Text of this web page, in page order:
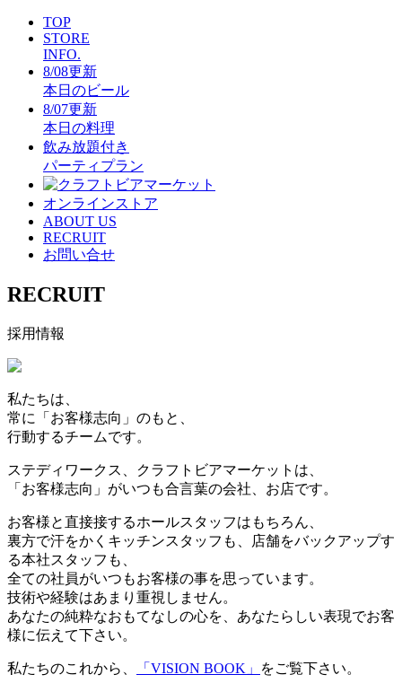
TOP
STORE
INFO.
8/08更新
本日のビール
8/07更新
本日の料理
飲み放題付き
パーティプラン
オンラインストア
ABOUT US
RECRUIT
お問い合せ
RECRUIT
採用情報
私たちは、
常に「お客様志向」のもと、
行動するチームです。
ステディワークス、クラフトビアマーケットは、
「お客様志向」がいつも合言葉の会社、お店です。
お客様と直接接するホールスタッフはもちろん、
裏方で汗をかくキッチンスタッフも、店舗をバックアップす
る本社スタッフも、
全ての社員がいつもお客様の事を思っています。
技術や経験はあまり重視しません。
あなたの純粋なおもてなしの心を、あなたらしい表現でお客
様に伝えて下さい。
私たちのこれから、 「VISION BOOK」 をご覧下さい。